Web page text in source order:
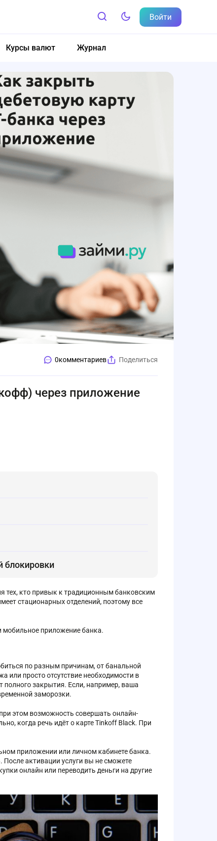
Войти
Курсы валют Журнал
0комментариев Поделиться
через приложение
блокировки
тех, кто привык к традиционным банковским
стационарных отделений, поэтому все
мобильное приложение банка.
по разным причинам, от банальной
или просто отсутствие необходимости в
полного закрытия. Если, например, ваша
заморозки.
этом возможность совершать онлайн-
когда речь идёт о карте Tinkoff Black. При
приложении или личном кабинете банка.
После активации услуги вы не сможете
онлайн или переводить деньги на другие